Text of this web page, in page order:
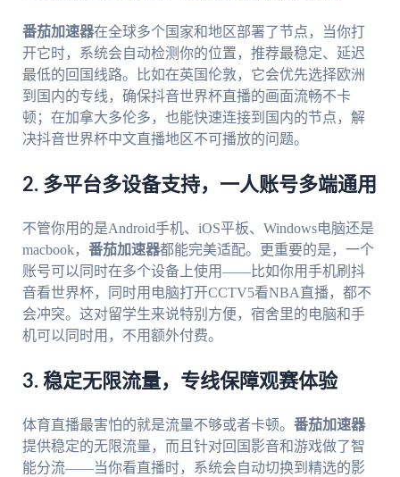
番茄加速器在全球多个国家和地区部署了节点，当你打
开它时，系统会自动检测你的位置，推荐最稳定、延迟
最低的回国线路。比如在英国伦敦，它会优先选择欧洲
到国内的专线，确保抖音世界杯直播的画面流畅不卡
顿；在加拿大多伦多，也能快速连接到国内的节点，解
决抖音世界杯中文直播地区不可播放的问题。
2. 多平台多设备支持，一人账号多端通用
不管你用的是Android手机、iOS平板、Windows电脑还是
macbook， 番茄加速器都能完美适配。更重要的是，一个
账号可以同时在多个设备上使用——比如你用手机刷抖
音看世界杯，同时用电脑打开CCTV5看NBA直播，都不
会冲突。这对留学生来说特别方便，宿舍里的电脑和手
机可以同时用，不用额外付费。
3. 稳定无限流量，专线保障观赛体验
体育直播最害怕的就是流量不够或者卡顿。 番茄加速器
提供稳定的无限流量，而且针对回国影音和游戏做了智
能分流——当你看直播时，系统会自动切换到精选的影